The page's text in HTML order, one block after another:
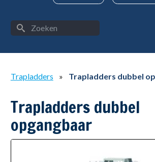
Trapladders » Trapladders dubbel
Trapladders dubbel
opgangbaar